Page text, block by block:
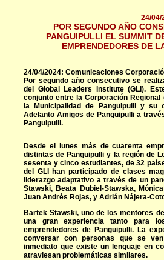
24/04/
POR SEGUNDO AÑO
PANGUIPULLI EL SUMMIT
EMPRENDEDORES DE
24/04/2024: Comunicaciones
Por segundo año consecutivo se
del Global Leaders Institute (GLI).
conjunto entre la Corporación
la Municipalidad de Panguipulli y su
Adelanto Amigos de Panguipulli a
Panguipulli.
Desde el lunes más de cuarenta
distintas de Panguipulli y la región de
sesenta y cinco estudiantes, de 32
del GLI han participado de clases
liderazgo adaptativo a través de un
Stawski, Beata Dubiel-Stawska,
Juan Andrés Rojas, y Adrián Nájera-
Bartek Stawski, uno de los mentores
una gran experiencia tanto para
emprendedores de Panguipulli. La
conversar con personas que se
inmediato que existe un lenguaje en
atraviesan problemáticas similares.